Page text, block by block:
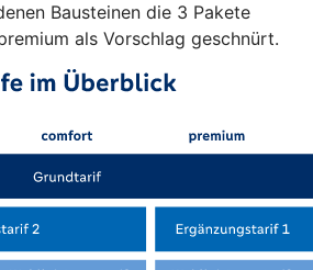
Bausteinen die 3 Pakete
als Vorschlag geschnürt.